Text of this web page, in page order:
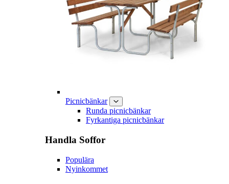
Picnicbänkar
Runda picnicbänkar
Fyrkantiga picnicbänkar
Handla Soffor
Populära
Nyinkommet